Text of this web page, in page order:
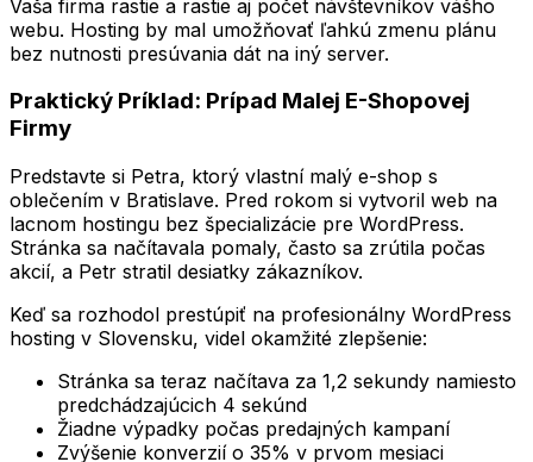
Vaša firma rastie a rastie aj počet návštevníkov vášho
webu. Hosting by mal umožňovať ľahkú zmenu plánu
bez nutnosti presúvania dát na iný server.
Praktický Príklad: Prípad Malej E-Shopovej
Firmy
Predstavte si Petra, ktorý vlastní malý e-shop s
oblečením v Bratislave. Pred rokom si vytvoril web na
lacnom hostingu bez špecializácie pre WordPress.
Stránka sa načítavala pomaly, často sa zrútila počas
akcií, a Petr stratil desiatky zákazníkov.
Keď sa rozhodol prestúpiť na profesionálny WordPress
hosting v Slovensku, videl okamžité zlepšenie:
Stránka sa teraz načítava za 1,2 sekundy namiesto
predchádzajúcich 4 sekúnd
Žiadne výpadky počas predajných kampaní
Zvýšenie konverzií o 35% v prvom mesiaci